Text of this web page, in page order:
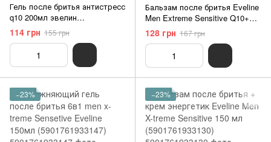
Гель после бритья антистресс
q10 200мл эвелин
(5901964111816)
114 грн 155 грн
Бальзам после бритья Eveline
Men Extreme Sensitive Q10+R
5в1 200 мл (5907609344601)
128 грн 167 грн
−23% −23%